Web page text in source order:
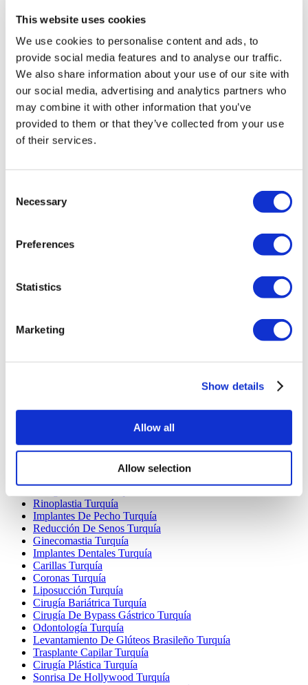
This website uses cookies
We use cookies to personalise content and ads, to
provide social media features and to analyse our traffic.
We also share information about your use of our site with
our social media, advertising and analytics partners who
may combine it with other information that you’ve
provided to them or that they’ve collected from your use
of their services.
Selection
Necessary
Preferences
Statistics
Marketing
Show details
Allow all
Allow selection
salud certificada en turismo de salud.
A Cerca de Nosotros
¿Cómo funciona?
Guía Preoperatoria
Autores & revisores
Flymedi Programa de Referidos
Planes De Pago
Carreras
PQRS
Políticas de Privacidad
Políticas de Cancelación
Contáctenos
Poland Clínicas
Colombia Clínicas
Tratamientos Populares en Turquia
Rinoplastia Turquía
Implantes De Pecho Turquía
Reducción De Senos Turquía
Ginecomastia Turquía
Implantes Dentales Turquía
Carillas Turquía
Coronas Turquía
Liposucción Turquía
Cirugía Bariátrica Turquía
Cirugía De Bypass Gástrico Turquía
Odontología Turquía
Levantamiento De Glúteos Brasileño Turquía
Trasplante Capilar Turquía
Cirugía Plástica Turquía
Sonrisa De Hollywood Turquía